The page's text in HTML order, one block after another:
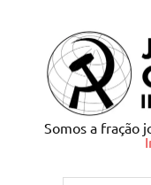
Somos a fração